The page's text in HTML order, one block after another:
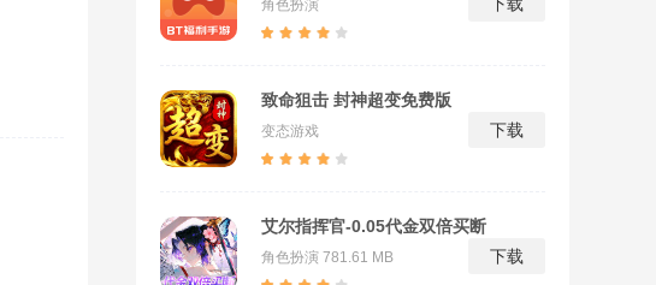
角色扮演
致命狙击 封神超变免费版
变态游戏 下载
艾尔指挥官-0.05代金双倍买断
角色扮演 781.61 MB 下载